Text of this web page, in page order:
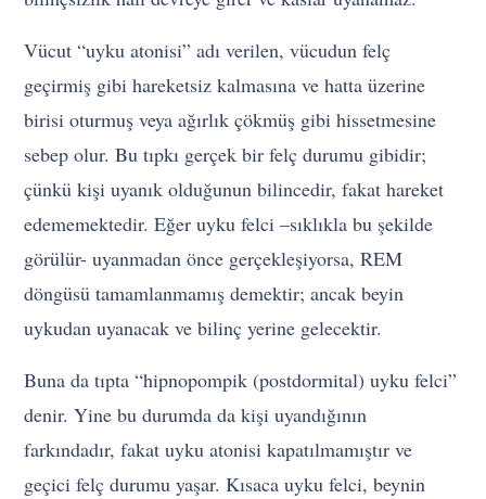
Vücut “uyku atonisi” adı verilen, vücudun felç
geçirmiş gibi hareketsiz kalmasına ve hatta üzerine
birisi oturmuş veya ağırlık çökmüş gibi hissetmesine
sebep olur. Bu tıpkı gerçek bir felç durumu gibidir;
çünkü kişi uyanık olduğunun bilincedir, fakat hareket
edememektedir. Eğer uyku felci –sıklıkla bu şekilde
görülür- uyanmadan önce gerçekleşiyorsa, REM
döngüsü tamamlanmamış demektir; ancak beyin
uykudan uyanacak ve bilinç yerine gelecektir.
Buna da tıpta “hipnopompik (postdormital) uyku felci”
denir. Yine bu durumda da kişi uyandığının
farkındadır, fakat uyku atonisi kapatılmamıştır ve
geçici felç durumu yaşar. Kısaca uyku felci, beynin